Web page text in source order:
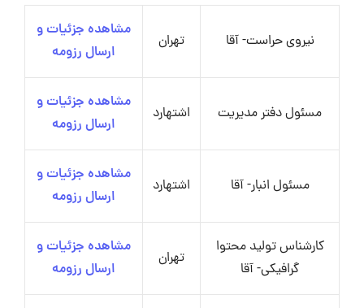
نیروی حراست- آقا تهران
مشاهده جزئیات و
ارسال رزومه
مسئول دفتر مدیریت اشتهارد
مشاهده جزئیات و
ارسال رزومه
مسئول انبار- آقا اشتهارد
مشاهده جزئیات و
ارسال رزومه
کارشناس تولید محتوا
گرافیکی- آقا
تهران
مشاهده جزئیات و
ارسال رزومه